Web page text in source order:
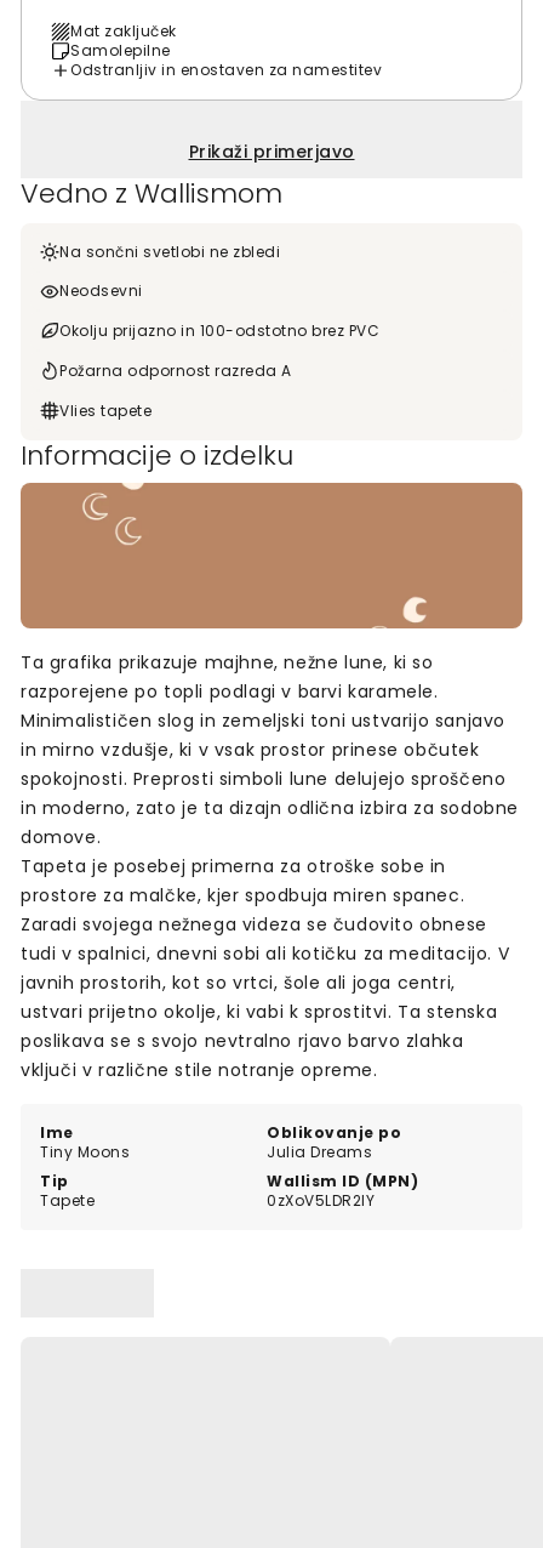
Mat zaključek
Samolepilne
Odstranljiv in enostaven za namestitev
Prikaži primerjavo
Vedno z Wallismom
Na sončni svetlobi ne zbledi
Neodsevni
Okolju prijazno in 100-odstotno brez PVC
Požarna odpornost razreda A
Vlies tapete
Informacije o izdelku
Ime
Tiny Moons
Oblikovanje po
Julia Dreams
Tip
Tapete
Wallism ID (MPN)
0zXoV5LDR2lY
Ta grafika prikazuje majhne, nežne lune, ki so
razporejene po topli podlagi v barvi karamele.
Minimalističen slog in zemeljski toni ustvarijo sanjavo
in mirno vzdušje, ki v vsak prostor prinese občutek
spokojnosti. Preprosti simboli lune delujejo sproščeno
in moderno, zato je ta dizajn odlična izbira za sodobne
domove.
Tapeta je posebej primerna za otroške sobe in
prostore za malčke, kjer spodbuja miren spanec.
Zaradi svojega nežnega videza se čudovito obnese
tudi v spalnici, dnevni sobi ali kotičku za meditacijo. V
javnih prostorih, kot so vrtci, šole ali joga centri,
ustvari prijetno okolje, ki vabi k sprostitvi. Ta stenska
poslikava se s svojo nevtralno rjavo barvo zlahka
vključi v različne stile notranje opreme.